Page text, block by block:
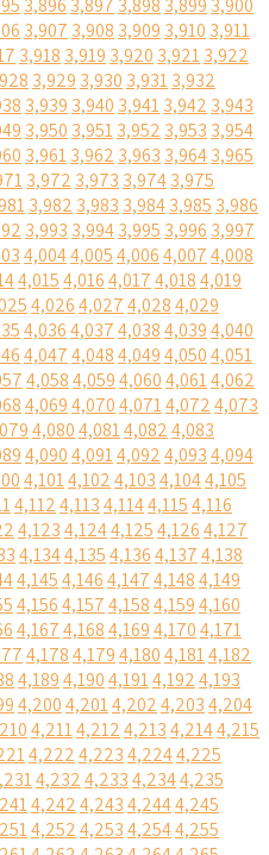
3,896 3,897 3,898 3,899 3,900
3,907 3,908 3,909 3,910 3,911
3,918 3,919 3,920 3,9213,922
3,929 3,930 3,9313,932
3,939 3,940 3,9413,942 3,943
3,950 3,9513,952 3,953 3,954
3,9613,962 3,963 3,9643,965
3,972 3,973 3,9743,975
3,982 3,983 3,9843,985 3,986
3,993 3,9943,995 3,996 3,997
4,0044,0054,0064,0074,008
4,0154,0164,0174,0184,019
4,0264,0274,0284,029
4,0364,0374,0384,0394,040
4,0474,0484,0494,0504,051
4,0584,0594,0604,0614,062
4,0694,0704,0714,0724,073
4,0804,0814,0824,083
4,0904,0914,0924,0934,094
4,1014,1024,1034,1044,105
4,1124,1134,1144,1154,116
4,1234,1244,1254,1264,127
4,1344,1354,1364,1374,138
4,1454,1464,1474,1484,149
4,1564,1574,1584,1594,160
4,1674,1684,1694,1704,171
4,1784,1794,1804,1814,182
4,1894,1904,1914,1924,193
4,2004,2014,2024,2034,204
4,2114,2124,2134,2144,215
4,2224,2234,2244,225
4,2324,2334,2344,235
4,2424,2434,2444,245
4,2524,2534,2544,255